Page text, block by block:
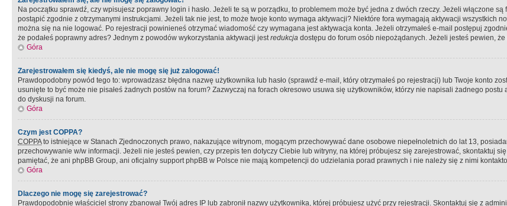
Na początku sprawdź, czy wpisujesz poprawny login i hasło. Jeżeli te są w porządku, to problemem może być jedna z dwóch rzeczy. Jeżeli włączone są
postąpić zgodnie z otrzymanymi instrukcjami. Jeżeli tak nie jest, to może twoje konto wymaga aktywacji? Niektóre fora wymagają aktywacji wszystkich
można się na nie logować. Po rejestracji powinieneś otrzymać wiadomość czy wymagana jest aktywacja konta. Jeżeli otrzymałeś e-mail postępuj
że podałeś poprawny adres? Jednym z powodów wykorzystania aktywacji jestredukcja dostępu do forum osób niepożądanych. Jeżeli jesteś pewien,
Góra
Zarejestrowałem się kiedyś, ale nie mogę się już zalogować!
Prawdopodobny powód tego to: wprowadzasz błędna nazwę użytkownika lub hasło (sprawdź e-mail, który otrzymałeś po rejestracji) lub Twoje konto
usunięte to być może nie pisałeś żadnych postów na forum? Zazwyczaj na forach okresowo usuwa się użytkowników, którzy nie napisali żadnego
do dyskusji na forum.
Góra
Czym jest COPPA?
COPPAto istniejące w Stanach Zjednoczonych prawo, nakazujące witrynom, mogącym przechowywać dane osobowe niepełnoletnich do lat 13,
przechowywanie w/w informacji. Jeżeli nie jesteś pewien, czy przepis ten dotyczy Ciebie lub witryny, na której próbujesz się zarejestrować, skontaktuj
pamiętać, że ani phpBB Group, ani oficjalny support phpBB w Polsce nie mają kompetencji do udzielania porad prawnych i nie należy się z nimi
Góra
Dlaczego nie mogę się zarejestrować?
Prawdopodobnie właściciel strony zbanował Twój adres IP lub zabronił nazwy użytkownika, której próbujesz użyć przy rejestracji. Skontaktuj się z